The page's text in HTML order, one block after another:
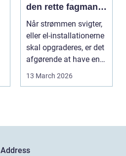
den rette fagmand
til dine el-opgaver
Når strømmen svigter,
eller el-installationerne
skal opgraderes, er det
afgørende at have en
pålidel...
13 March 2026
Address